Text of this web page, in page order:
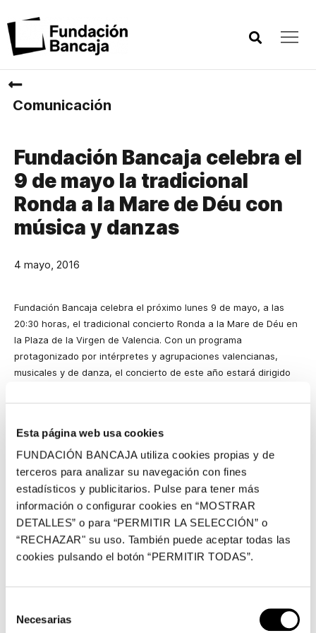
Esta página web usa cookies
FUNDACIÓN BANCAJA utiliza cookies propias y de
terceros para analizar su navegación con fines
estadísticos y publicitarios. Pulse para tener más
información o configurar cookies en “MOSTRAR
DETALLES” o para “PERMITIR LA SELECCIÓN” o
“RECHAZAR" su uso. También puede aceptar todas las
cookies pulsando el botón “PERMITIR TODAS”.
Necesarias
Comunicación
Fundación Bancaja celebra el
9 de mayo la tradicional
Ronda a la Mare de Déu con
música y danzas
4 mayo, 2016
Fundación Bancaja celebra el próximo lunes 9 de mayo, a las
20:30 horas, el tradicional concierto Ronda a la Mare de Déu en
la Plaza de la Virgen de Valencia. Con un programa
protagonizado por intérpretes y agrupaciones valencianas,
musicales y de danza, el concierto de este año estará dirigido
Municipal de València. En la parte musical participarán la Banda
mientras que las danzas correrán a cargo del Grup de Danses
Alimara. La Ronda a la Mare de Déu de 2016 contará también
con la voz del tenor Vicente Ombuena.
La Banda Municipal de València interpretará las piezasEl
ruiseñor de la huerta,de Leopoldo Magenti,yAgnus Dei,
G.Bizet e instrumentada por Fernando Bonete. El repertorio del
Orfeó Valencià Navarro Reverter incluiráPel maig que ve,de
Clément Janequin; Ave Maria, de Peter Benoit; y Rondel, d